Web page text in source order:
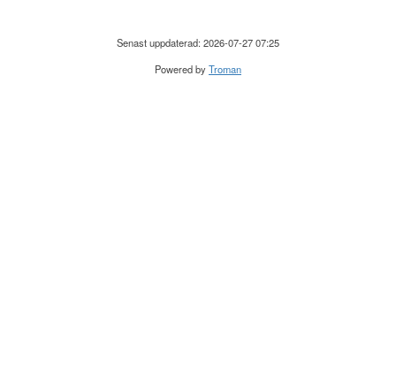
Senast uppdaterad: 2026-07-27 07:25
Powered byTroman